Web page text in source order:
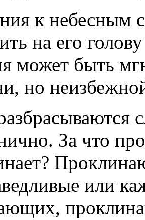
к небесным
на его
может быть
но
За что
или